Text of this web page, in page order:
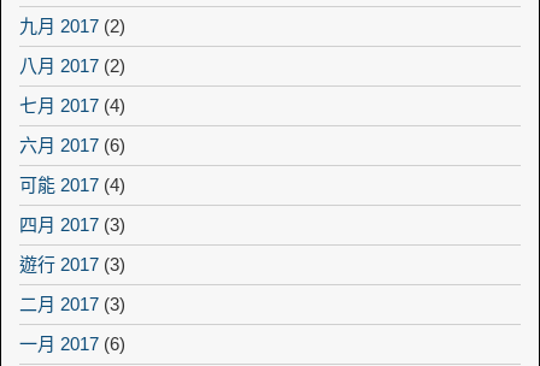
九月 2017 (2)
八月 2017 (2)
七月 2017 (4)
六月 2017 (6)
可能 2017 (4)
四月 2017 (3)
遊行 2017 (3)
二月 2017 (3)
一月 2017 (6)